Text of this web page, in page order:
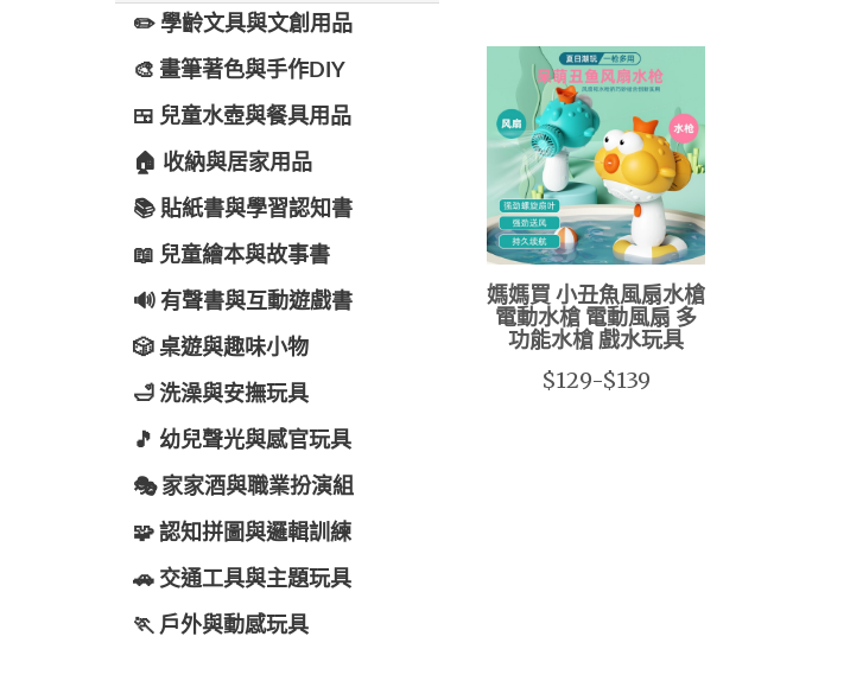
✏️ 學齡文具與文創用品
🎨 畫筆著色與手作DIY
🍱 兒童水壺與餐具用品
🏠 收納與居家用品
📚 貼紙書與學習認知書
📖 兒童繪本與故事書
🔊 有聲書與互動遊戲書
🎲 桌遊與趣味小物
🛁 洗澡與安撫玩具
🎵 幼兒聲光與感官玩具
🎭 家家酒與職業扮演組
🧩 認知拼圖與邏輯訓練
🚗 交通工具與主題玩具
🏃 戶外與動感玩具
媽媽買 小丑魚風扇水槍
電動水槍 電動風扇 多
功能水槍 戲水玩具
$129-$139